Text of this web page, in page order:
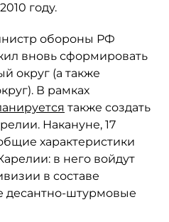
году.
обороны РФ
вновь сформировать
округ (а также
В рамках
также создать
Накануне, 17
характеристики
в него войдут
в составе
десантно-штурмовые